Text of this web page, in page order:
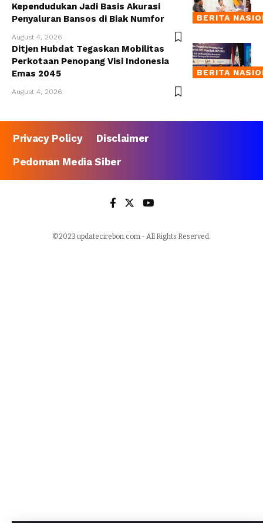
BERITA
Kependudukan Jadi Basis Akurasi
Penyaluran Bansos di Biak Numfor
August 4, 2026
BERITA
Ditjen Hubdat Tegaskan Mobilitas
Perkotaan Penopang Visi Indonesia
Emas 2045
August 4, 2026
Privacy Policy
Disclaimer
Pedoman Media Siber
©2023 updatecirebon.com - All Rights Reserved.